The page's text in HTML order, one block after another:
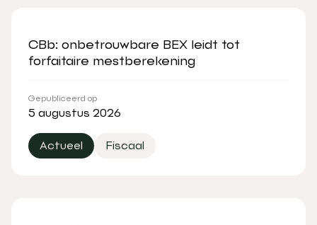
CBb: onbetrouwbare BEX leidt tot
forfaitaire mestberekening
Gepubliceerd op
5 augustus 2026
Actueel Fiscaal